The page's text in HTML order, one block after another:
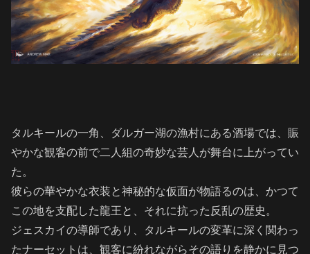
タルキールの一角、ダルガー湖の漁村にある酒場では、賑
やかな観客の前で二人組の奇妙な芸人が舞台に上がってい
た。
彼らの華やかな衣装と神秘的な仮面が物語るのは、かつて
この地を支配した龍王と、それに抗った反乱の歴史。
ジェスカイの導師であり、タルキールの変革に深く関わっ
たナーセットは、観客に紛れながらその語りを静かに見つ